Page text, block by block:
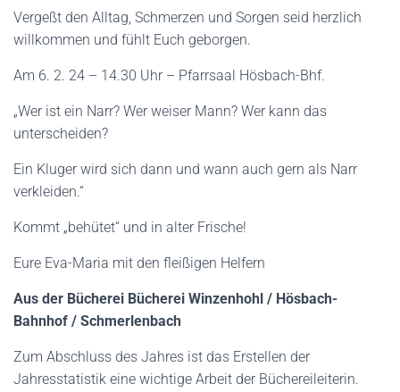
Vergeßt den Alltag, Schmerzen und Sorgen seid herzlich
willkommen und fühlt Euch geborgen.
Am 6. 2. 24 – 14.30 Uhr – Pfarrsaal Hösbach-Bhf.
„Wer ist ein Narr? Wer weiser Mann? Wer kann das
unterscheiden?
Ein Kluger wird sich dann und wann auch gern als Narr
verkleiden.“
Kommt „behütet“ und in alter Frische!
Eure Eva-Maria mit den fleißigen Helfern
Aus der Bücherei Bücherei Winzenhohl / Hösbach-
Bahnhof / Schmerlenbach
Zum Abschluss des Jahres ist das Erstellen der
Jahresstatistik eine wichtige Arbeit der Büchereileiterin.